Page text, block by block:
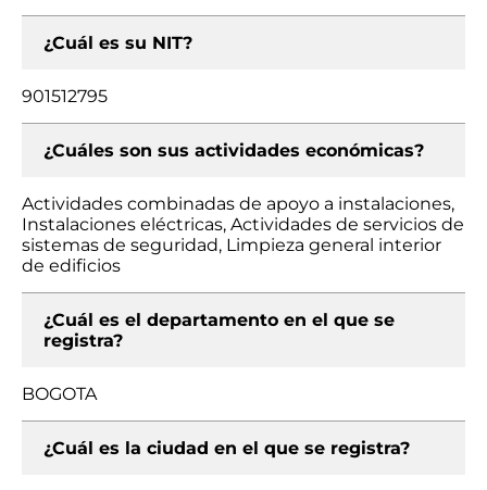
¿Cuál es su NIT?
901512795
¿Cuáles son sus actividades económicas?
Actividades combinadas de apoyo a instalaciones,
Instalaciones eléctricas, Actividades de servicios de
sistemas de seguridad, Limpieza general interior
de edificios
¿Cuál es el departamento en el que se
registra?
BOGOTA
¿Cuál es la ciudad en el que se registra?